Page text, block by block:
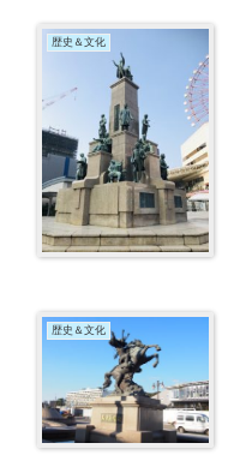
歴史＆文化
歴史＆文化